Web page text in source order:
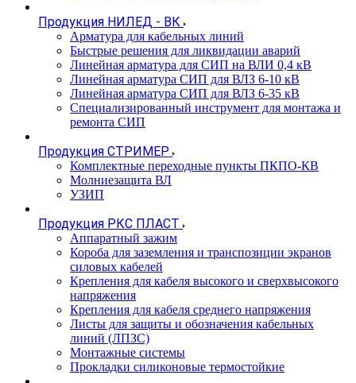
Продукция НИЛЕД - ВК
Арматура для кабельных линий
Быстрые решения для ликвидации аварий
Линейная арматура для СИП на ВЛИ 0,4 кВ
Линейная арматура СИП для ВЛЗ 6-10 кВ
Линейная арматура СИП для ВЛЗ 6-35 кВ
Специализированный инструмент для монтажа и
ремонта СИП
Продукция СТРИМЕР
Комплектные переходные пункты ПКПО-КВ
Молниезащита ВЛ
УЗИП
Продукция РКС ПЛАСТ
Аппаратный зажим
Короба для заземления и транспозиции экранов
силовых кабелей
Крепления для кабеля высокого и сверхвысокого
напряжения
Крепления для кабеля среднего напряжения
Листы для защиты и обозначения кабельных
линий (ЛПЗС)
Монтажные системы
Прокладки силиконовые термостойкие